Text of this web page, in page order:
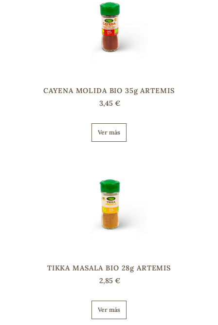
CAYENA MOLIDA BIO 35g ARTEMIS
3,45 €
Ver más
TIKKA MASALA BIO 28g ARTEMIS
2,85 €
Ver más